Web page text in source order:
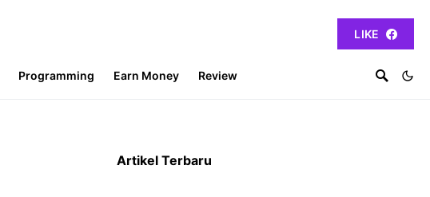
LIKE
Programming Earn Money Review
Artikel Terbaru